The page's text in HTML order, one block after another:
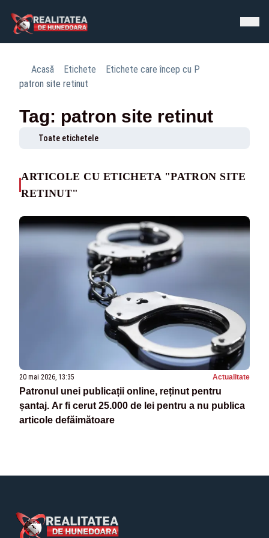
Acasă Etichete
Etichete care încep cu P
patron site retinut
Tag: patron site retinut
Toate etichetele
ARTICOLE CU ETICHETA "PATRON SITE
RETINUT"
20 mai 2026, 13:35 Actualitate
Patronul unei publicații online, reținut pentru
șantaj. Ar fi cerut 25.000 de lei pentru a nu publica
articole defăimătoare